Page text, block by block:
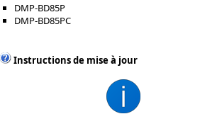
DMP-BD85P
DMP-BD85PC
Instructions de mise à jour